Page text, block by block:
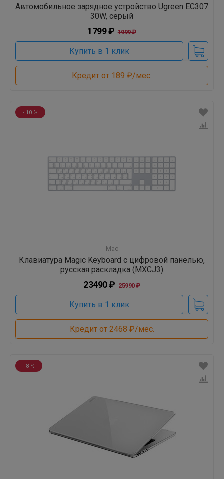
Автомобильное зарядное устройство Ugreen EC307
30W, серый
1799 ₽ 1999 ₽
Купить в 1 клик
Кредит от 189 ₽/мес.
- 10 %
Mac
Клавиатура Magic Keyboard с цифровой панелью,
русская раскладка (MXCJ3)
23490 ₽ 25990 ₽
Купить в 1 клик
Кредит от 2468 ₽/мес.
- 8 %